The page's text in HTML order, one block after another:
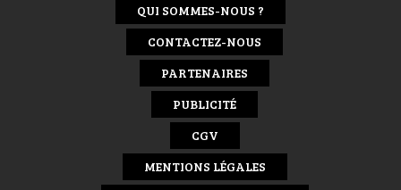
QUI SOMMES-NOUS ?
CONTACTEZ-NOUS
PARTENAIRES
PUBLICITÉ
CGV
MENTIONS LÉGALES